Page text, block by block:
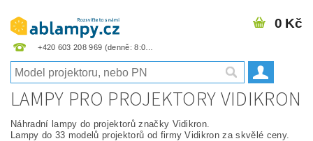
+420 603 208 969
0 Kč
LAMPY PRO PROJEKTORY VIDIKRON
Náhradní lampy do projektorů značky Vidikron.
Lampy do 33 modelů projektorů od firmy Vidikron za skvělé ceny.